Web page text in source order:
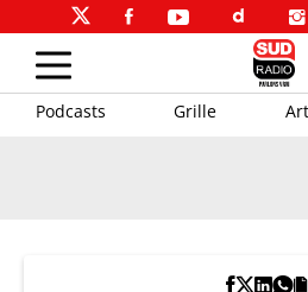
Podcasts Grille